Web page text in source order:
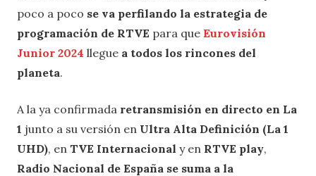
poco a poco se va perfilando la estrategia de
programación de RTVE para que Eurovisión
Junior 2024 llegue a todos los rincones del
planeta.
A la ya confirmada retransmisión en directo en La
1 junto a su versión en Ultra Alta Definición (La 1
UHD), en TVE Internacional y en RTVE play,
Radio Nacional de España se suma a la